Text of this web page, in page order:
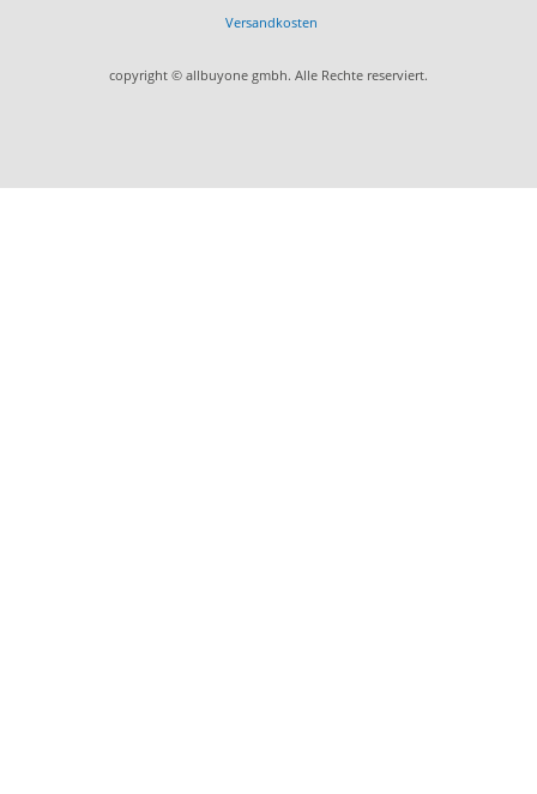
Versandkosten
copyright © allbuyone gmbh. Alle Rechte reserviert.